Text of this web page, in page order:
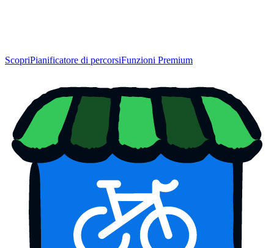
ScopriPianificatore di percorsiFunzioni Premium